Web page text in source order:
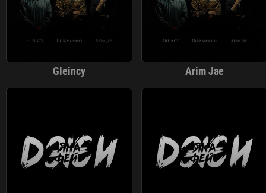
Gleincy Arim Jae